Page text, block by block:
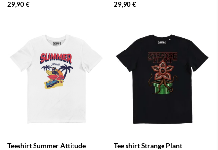
29,90 € 29,90 €
Teeshirt Summer Attitude Tee shirt Strange Plant